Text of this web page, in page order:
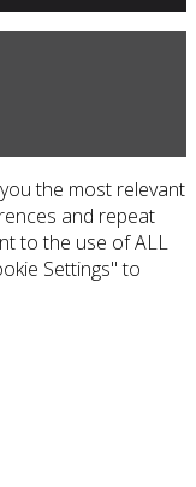
the most relevant
and repeat
to the use of ALL
Settings" to